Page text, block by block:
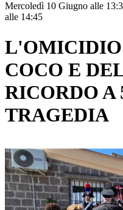
Mercoledì 10 Giugno alle
alle 14:45
COCO E
RICORDO A
TRAGEDIA